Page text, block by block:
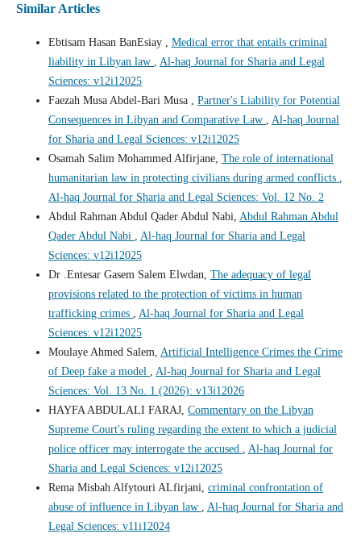
Similar Articles
Ebtisam Hasan BanEsiay , Medical error that entails criminal
liability in Libyan law
Al-haq Journal for Sharia and Legal
Sciences: v12i12025
Faezah Musa Abdel-Bari Musa , Partner's Liability for Potential
Consequences in Libyan and Comparative Law
Al-haq Journal
for Sharia and Legal Sciences: v12i12025
Osamah Salim Mohammed Alfirjane, The role of international
humanitarian law in protecting civilians during armed conflicts
Al-haq Journal for Sharia and Legal Sciences: Vol. 12 No. 2
Abdul Rahman Abdul Qader Abdul Nabi, Abdul Rahman Abdul
Qader Abdul Nabi
Al-haq Journal for Sharia and Legal
Sciences: v12i12025
Dr .Entesar Gasem Salem Elwdan, The adequacy of legal
provisions related to the protection of victims in human
trafficking crimes
Al-haq Journal for Sharia and Legal
Sciences: v12i12025
Moulaye Ahmed Salem, Artificial Intelligence Crimes the Crime
of Deep fake a model
Al-haq Journal for Sharia and Legal
Sciences: Vol. 13 No. 1 (2026): v13i12026
HAYFA ABDULALI FARAJ, Commentary on the Libyan
Supreme Court's ruling regarding the extent to which a judicial
police officer may interrogate the accused
Al-haq Journal for
Sharia and Legal Sciences: v12i12025
Rema Misbah Alfytouri ALfirjani, criminal confrontation of
abuse of influence in Libyan law
Al-haq Journal for Sharia and
Legal Sciences: v11i12024